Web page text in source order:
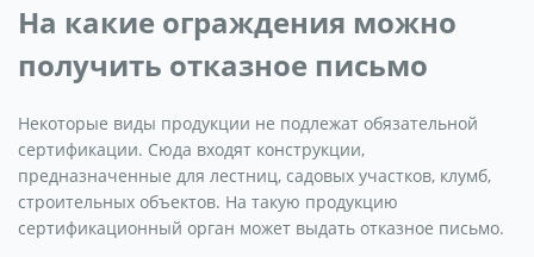
На какие ограждения можно
получить отказное письмо
Некоторые виды продукции не подлежат обязательной
сертификации. Сюда входят конструкции,
предназначенные для лестниц, садовых участков, клумб,
строительных объектов. На такую продукцию
сертификационный орган может выдать отказное письмо.